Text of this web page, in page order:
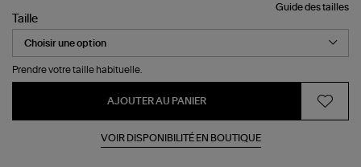
Tie
Goji
Berry
Guide des tailles
Taille
Prendre votre taille habituelle.
AJOUTER AU PANIER
VOIR DISPONIBILITÉ EN BOUTIQUE